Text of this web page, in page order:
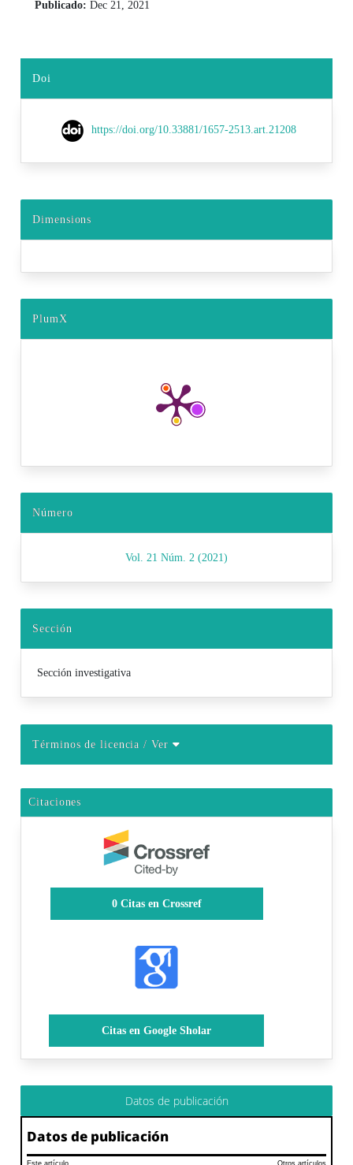
Publicado: Dec 21, 2021
Doi
https://doi.org/10.33881/1657-2513.art.21208
Dimensions
PlumX
Número
Vol. 21 Núm. 2 (2021)
Sección
Sección investigativa
Términos de licencia/ Ver
Citaciones
0Citas en Crossref
Citas en Google Sholar
Datos de publicación
Datos de publicación
Este artículo Otros artículos